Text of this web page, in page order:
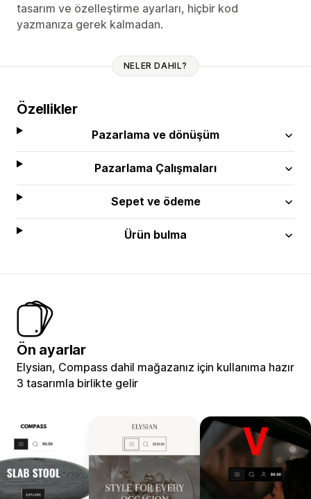
tasarım ve özelleştirme ayarları, hiçbir kod
yazmanıza gerek kalmadan.
NELER DAHIL?
Özellikler
Pazarlama ve dönüşüm
Pazarlama Çalışmaları
Sepet ve ödeme
Ürün bulma
Ön ayarlar
Elysian, Compass dahil mağazanız için kullanıma hazır
3 tasarımla birlikte gelir